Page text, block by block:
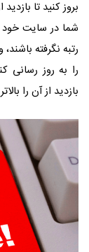
بروز کنید تا
شما در سایت خود
رتبه نگرفته
را به روز رسانی
بازدید از آن را